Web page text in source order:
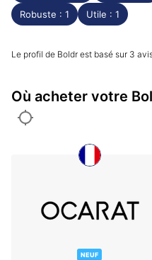
Robuste : 1
Utile : 1
Le profil de Boldr est basé sur 3
Où acheter votre
NEUF